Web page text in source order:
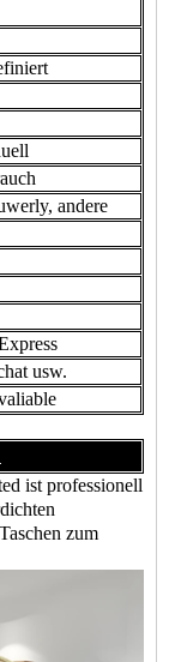
andere
usw.
ist professionell
zum